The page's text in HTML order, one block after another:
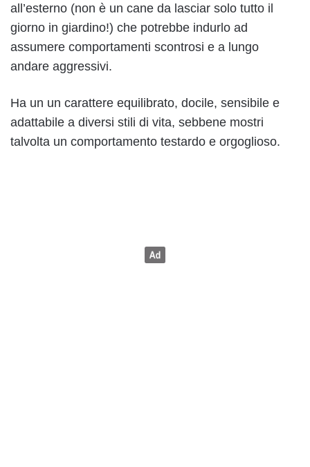
all’esterno (non è un cane da lasciar solo tutto il
giorno in giardino!) che potrebbe indurlo ad
assumere comportamenti scontrosi e a lungo
andare aggressivi.
Ha un un carattere equilibrato, docile, sensibile e
adattabile a diversi stili di vita, sebbene mostri
talvolta un comportamento testardo e orgoglioso.